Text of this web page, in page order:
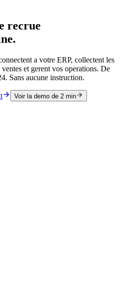
recrue
a votre ERP, collectent les
et gerent vos operations. De
Sans aucune instruction.
Voir la demo de 2 min